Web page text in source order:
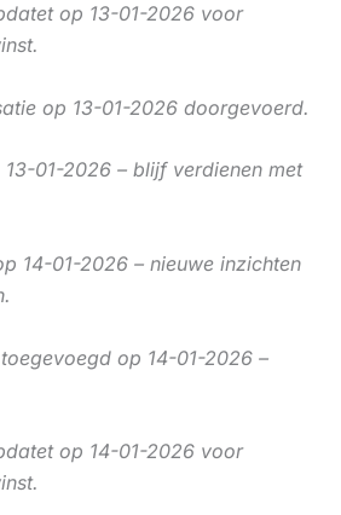
op 13-01-2026 voor
op 13-01-2026 doorgevoerd.
01-2026 – blijf verdienen met
14-01-2026 – nieuwe inzichten
op 14-01-2026 –
op 14-01-2026 voor